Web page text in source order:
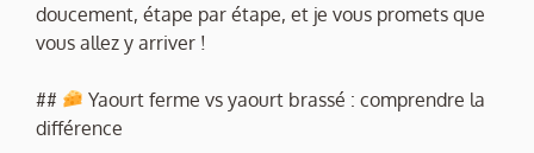
doucement, étape par étape, et je vous promets que
vous allez y arriver !
##
Yaourt ferme vs yaourt brassé : comprendre la
différence